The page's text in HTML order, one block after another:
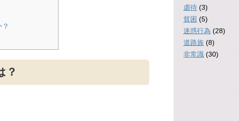
？
虐待 (3)
貧困 (5)
迷惑行為 (28)
道路族 (8)
非常識 (30)